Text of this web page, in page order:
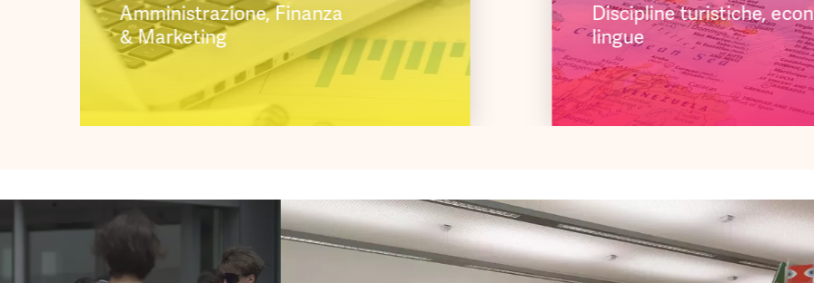
Amministrazione, Finanza
& Marketing
Discipline turistiche,
lingue